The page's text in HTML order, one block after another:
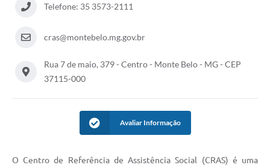
Telefone: 35 3573-2111
cras@montebelo.mg.gov.br
Rua 7 de maio, 379 - Centro - Monte Belo - MG - CEP
37115-000
Avaliar Informação
O Centro de Referência de Assistência Social (CRAS) é uma